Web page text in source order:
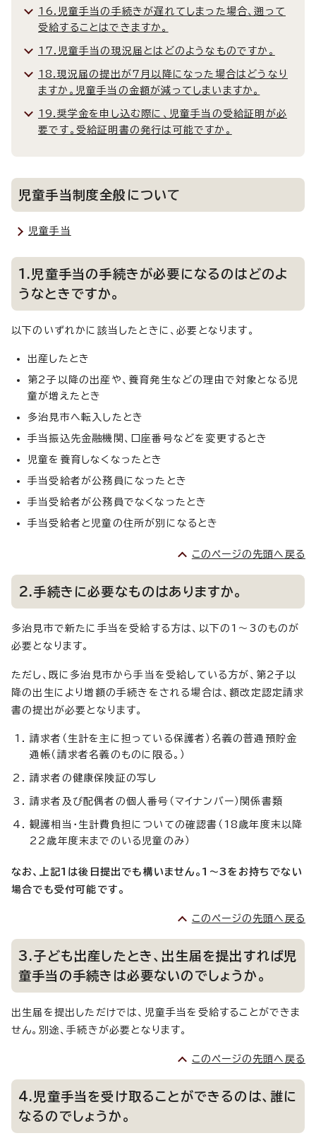
16.児童手当の手続きが遅れてしまった場合、遡って
受給することはできますか。
17.児童手当の現況届とはどのようなものですか。
18.現況届の提出が7月以降になった場合はどうなり
ますか。児童手当の金額が減ってしまいますか。
19.奨学金を申し込む際に、児童手当の受給証明が必
要です。受給証明書の発行は可能ですか。
児童手当制度全般について
児童手当
1.児童手当の手続きが必要になるのはどのよ
うなときですか。
以下のいずれかに該当したときに、必要となります。
出産したとき
第2子以降の出産や、養育発生などの理由で対象となる児
童が増えたとき
多治見市へ転入したとき
手当振込先金融機関、口座番号などを変更するとき
児童を養育しなくなったとき
手当受給者が公務員になったとき
手当受給者が公務員でなくなったとき
手当受給者と児童の住所が別になるとき
このページの先頭へ戻る
2.手続きに必要なものはありますか。
多治見市で新たに手当を受給する方は、以下の1～3のものが
必要となります。
ただし、既に多治見市から手当を受給している方が、第2子以
降の出生により増額の手続きをされる場合は、額改定認定請求
書の提出が必要となります。
請求者（生計を主に担っている保護者）名義の普通預貯金
通帳（請求者名義のものに限る。）
請求者の健康保険証の写し
請求者及び配偶者の個人番号（マイナンバー）関係書類
観護相当・生計費負担についての確認書（18歳年度末以降
22歳年度末までのいる児童のみ）
なお、上記1は後日提出でも構いません。1～3をお持ちでない
場合でも受付可能です。
このページの先頭へ戻る
3.子ども出産したとき、出生届を提出すれば児
童手当の手続きは必要ないのでしょうか。
出生届を提出しただけでは、児童手当を受給することができま
せん。別途、手続きが必要となります。
このページの先頭へ戻る
4.児童手当を受け取ることができるのは、誰に
なるのでしょうか。